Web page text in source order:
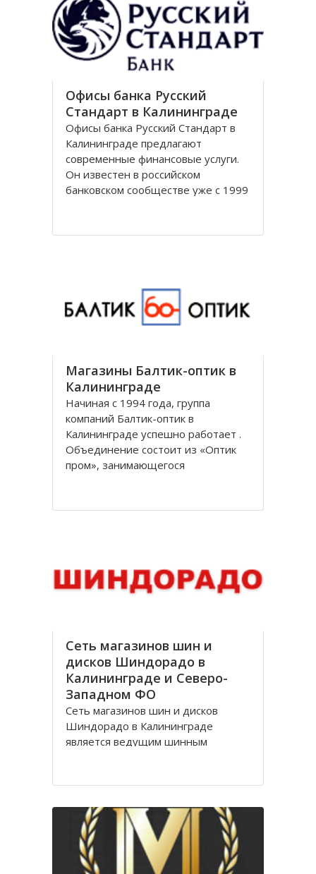
80-х годов. Позже он был включен
в
Офисы банка Русский
Стандарт в Калининграде
Офисы банка Русский Стандарт в
Калининграде предлагают
современные финансовые услуги.
Он известен в российском
банковском сообществе уже с 1999
настоящее время он является
Магазины Балтик-оптик в
Калининграде
Начиная с 1994 года, группа
компаний Балтик-оптик в
Калининграде успешно работает .
Объединение состоит из «Оптик
пром», занимающегося
оптическая компания,
Сеть магазинов шин и
дисков Шиндорадо в
Калининграде и Северо-
Западном ФО
Сеть магазинов шин и дисков
Шиндорадо в Калининграде
является ведущим шинным
восемь магазинов, но компания не
желает останавливаться на
достигнутом уровне и продолжает
расширяться.
Магазины Шиндорадо в